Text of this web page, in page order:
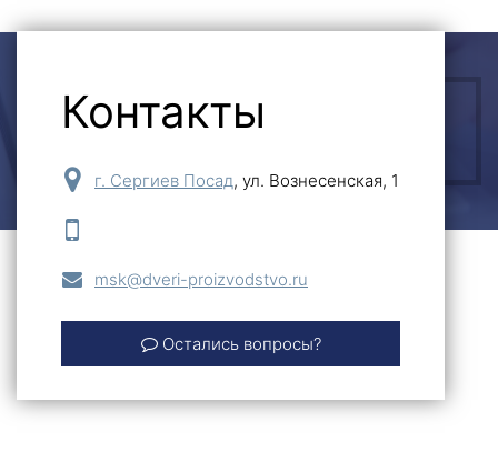
ОСТАВИТЬ ЗАЯВКУ
Контакты
г. Сергиев Посад, ул. Вознесенская, 1
msk@dveri-proizvodstvo.ru
Остались вопросы?